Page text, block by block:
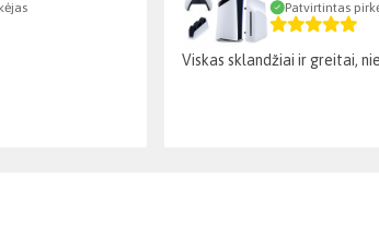
Patvirtintas
Viskas sklandžiai ir greitai,